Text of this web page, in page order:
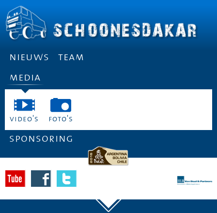
nieuws
team
media
video's foto's
sponsoring